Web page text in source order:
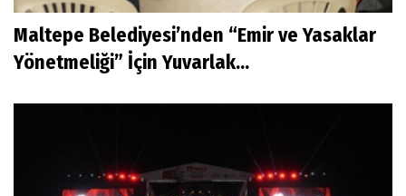
Maltepe Belediyesi’nden “Emir ve Yasaklar
Yönetmeliği” İçin Yuvarlak...